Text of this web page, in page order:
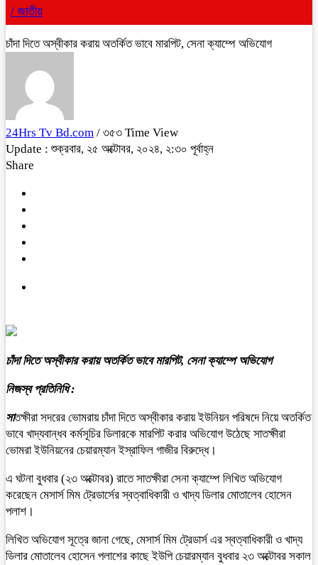
/ জাতীয়
চাঁদা দিতে অস্বীকার করায় অতর্কিত ভাবে মারপিট, সেনা ক্যাম্পে অভিযোগ
24Hrs Tv Bd.com / ৩৫৩ Time View
Update : শুক্রবার, ২৫ অক্টোবর, ২০২৪, ২:৩০ পূর্বাহ্ন
Share
চাঁদা দিতে অস্বীকার করায় অতর্কিত ভাবে মারপিট, সেনা ক্যাম্পে অভিযোগ
নিজস্ব প্রতিনিধি :
সাতক্ষীরা সদরের ভোমরায় চাঁদা দিতে অস্বীকার করায় ইউনিয়ন পরিষদে নিয়ে অতর্কিত
ভাবে খাদ্যবান্ধব কর্মসূচির ডিলারকে মারপিট করার অভিযোগ উঠেছে সাতক্ষীরা
ভোমরা ইউনিয়নের চেয়ারম্যান ইস্রাফিল গাজীর বিরুদ্ধে।
এ ঘটনা বুধবার (২৩ অক্টোবর) রাতে সাতক্ষীরা সেনা ক্যাম্পে লিখিত অভিযোগ
করেছেন মেসার্স মিম ট্রেডার্সের স্বত্বাধিকারী ও খাদ্য ডিলার মোতালেব হোসেন
পলাশ।
লিখিত অভিযোগ সূত্রে জানা গেছে, মেসার্স মিম ট্রেডার্স এর স্বত্বাধিকারী ও খাদ্য
ডিলার মোতালেব হোসেন পলাশের কাছে ইউপি চেয়ারম্যান বুধবার ২৩ অক্টোবর সকাল